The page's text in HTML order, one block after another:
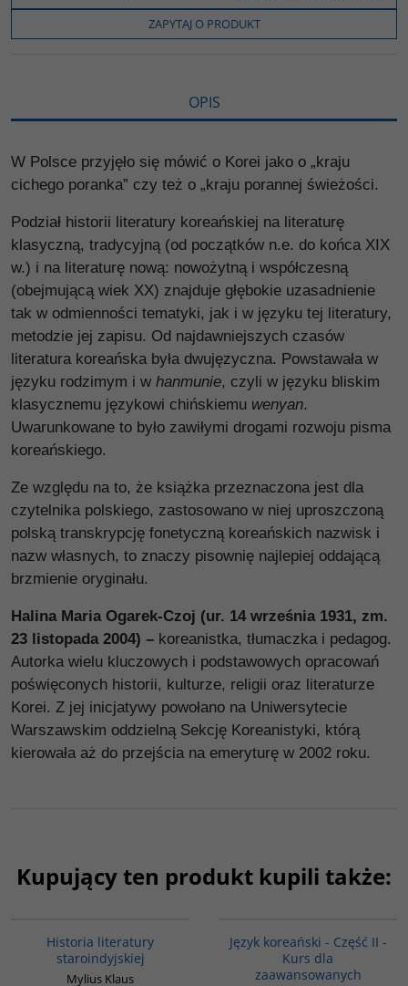
o
k
e
i
n
k
e
l
s
ZAPYTAJ O PRODUKT
OPIS
W Polsce przyjęło się mówić o Korei jako o „kraju
cichego poranka” czy też o „kraju porannej świeżości.
Podział historii literatury koreańskiej na literaturę
klasyczną, tradycyjną (od początków n.e. do końca XIX
w.) i na literaturę nową: nowożytną i współczesną
(obejmującą wiek XX) znajduje głębokie uzasadnienie
tak w odmienności tematyki, jak i w języku tej literatury,
metodzie jej zapisu. Od najdawniejszych czasów
literatura koreańska była dwujęzyczna. Powstawała w
języku rodzimym i w hanmunie, czyli w języku bliskim
klasycznemu językowi chińskiemu wenyan.
Uwarunkowane to było zawiłymi drogami rozwoju pisma
koreańskiego.
Ze względu na to, że książka przeznaczona jest dla
czytelnika polskiego, zastosowano w niej uproszczoną
polską transkrypcję fonetyczną koreańskich nazwisk i
nazw własnych, to znaczy pisownię najlepiej oddającą
brzmienie oryginału.
Halina Maria Ogarek-Czoj (ur. 14 września 1931, zm.
23 listopada 2004) – koreanistka, tłumaczka i pedagog.
Autorka wielu kluczowych i podstawowych opracowań
poświęconych historii, kulturze, religii oraz literaturze
Korei. Z jej inicjatywy powołano na Uniwersytecie
Warszawskim oddzielną Sekcję Koreanistyki, którą
kierowała aż do przejścia na emeryturę w 2002 roku.
Kupujący ten produkt kupili także:
Historia literatury
staroindyjskiej
Mylius Klaus
Język koreański - Część II -
Kurs dla
zaawansowanych